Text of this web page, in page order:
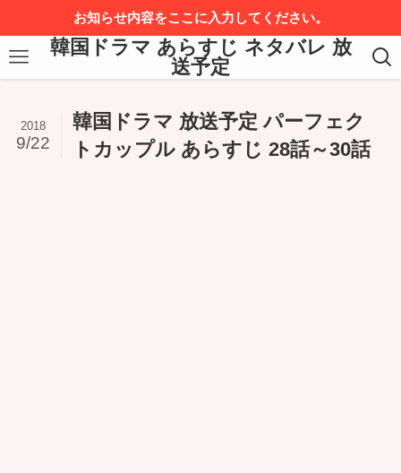
お知らせ内容をここに入力してください。
韓国ドラマ あらすじ ネタバレ 放
送予定
韓国ドラマ 放送予定 パーフェク
トカップル あらすじ 28話～30話
2018
9/22